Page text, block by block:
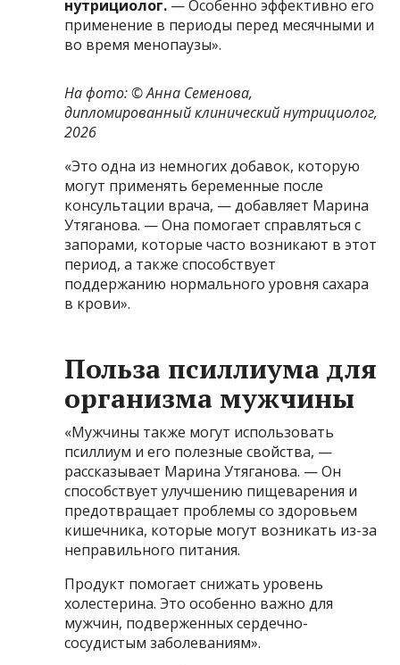
нутрициолог. — Особенно эффективно его
применение в периоды перед месячными и
во время менопаузы».
На фото: © Анна Семенова,
дипломированный клинический нутрициолог,
2026
«Это одна из немногих добавок, которую
могут применять беременные после
консультации врача, — добавляет Марина
Утяганова. — Она помогает справляться с
запорами, которые часто возникают в этот
период, а также способствует
поддержанию нормального уровня сахара
в крови».
Польза псиллиума для
организма мужчины
«Мужчины также могут использовать
псиллиум и его полезные свойства, —
рассказывает Марина Утяганова. — Он
способствует улучшению пищеварения и
предотвращает проблемы со здоровьем
кишечника, которые могут возникать из-за
неправильного питания.
Продукт помогает снижать уровень
холестерина. Это особенно важно для
мужчин, подверженных сердечно-
сосудистым заболеваниям».